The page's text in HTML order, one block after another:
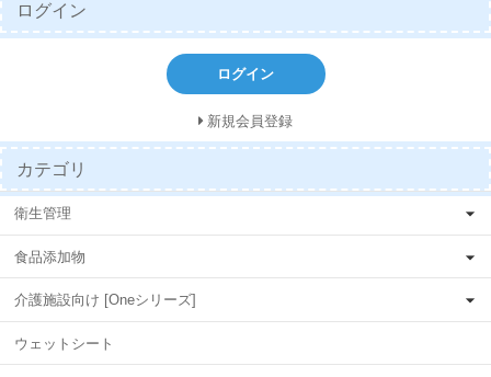
ログイン
ログイン
新規会員登録
カテゴリ
衛生管理
食品添加物
介護施設向け [Oneシリーズ]
ウェットシート